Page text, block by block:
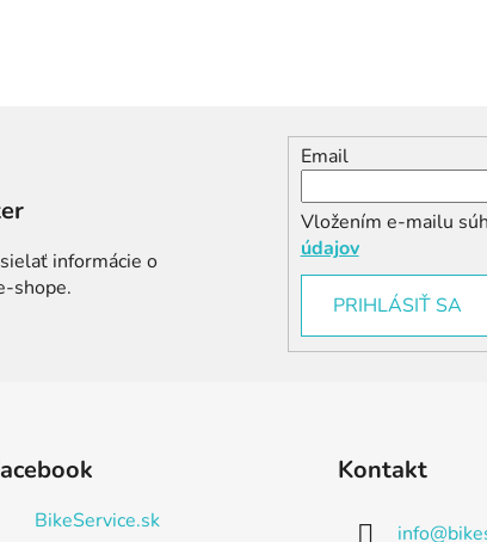
informácie o
shope.
Email
Vložením e-mailu
údajov
PRIHLÁSIŤ SA
BikeService.sk
Kontakt
info@